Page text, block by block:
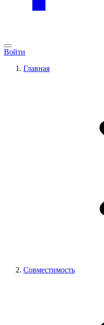
Войти
Главная
Совместимость